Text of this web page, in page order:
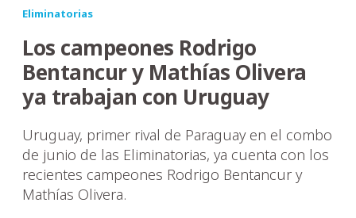
Eliminatorias
Los campeones Rodrigo
Bentancur y Mathías Olivera
ya trabajan con Uruguay
Uruguay, primer rival de Paraguay en el combo
de junio de las Eliminatorias, ya cuenta con los
recientes campeones Rodrigo Bentancur y
Mathías Olivera.